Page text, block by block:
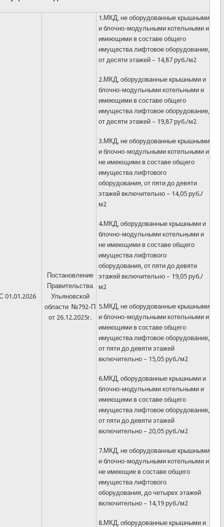
01.01.2026
Постановление
Правительства
Ульяновской
области №792-П
от 26.12.2025г.
1.МКД, не оборудованные крышными
и блочно-модульными котельными и
имеющими в составе общего
имущества лифтовое оборудование,
от десяти этажей – 14,87 руб./м2
2.МКД, оборудованные крышными и
блочно-модульными котельными и
имеющими в составе общего
имущества лифтовое оборудование,
от десяти этажей – 19,87 руб./м2
3.МКД, не оборудованные крышными
и блочно-модульными котельными и
не имеющими в составе общего
имущества лифтового
оборудования, от пяти до девяти
этажей включительно – 14,05 руб./
м2
4.МКД, оборудованные крышными и
блочно-модульными котельными и
не имеющими в составе общего
имущества лифтового
оборудования, от пяти до девяти
этажей включительно – 19,05 руб./
м2
5.МКД, не оборудованные крышными
и блочно-модульными котельными и
имеющими в составе общего
имущества лифтовое оборудование,
от пяти до девяти этажей
включительно – 15,05 руб./м2
6.МКД, оборудованные крышными и
блочно-модульными котельными и
имеющими в составе общего
имущества лифтовое оборудование,
от пяти до девяти этажей
включительно – 20,05 руб./м2
7.МКД, не оборудованные крышными
и блочно-модульными котельными и
не имеющие в составе общего
имущества лифтового
оборудования, до четырех этажей
включительно – 14,19 руб./м2
8.МКД, оборудованные крышными и